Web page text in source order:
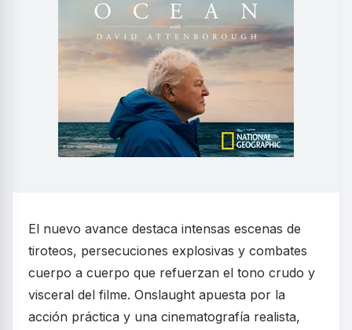
El nuevo avance destaca intensas escenas de
tiroteos, persecuciones explosivas y combates
cuerpo a cuerpo que refuerzan el tono crudo y
visceral del filme. Onslaught apuesta por la
acción práctica y una cinematografía realista,